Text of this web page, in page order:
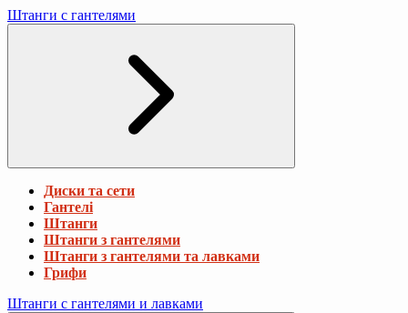
Штанги с гантелями
Диски та сети
Гантелі
Штанги
Штанги з гантелями
Штанги з гантелями та лавками
Грифи
Штанги с гантелями и лавками